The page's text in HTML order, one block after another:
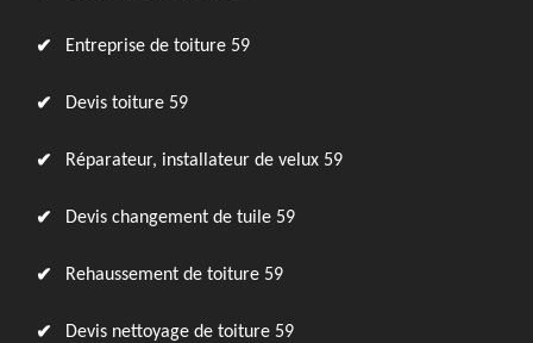
Entreprise de toiture 59
Devis toiture 59
Réparateur, installateur de velux 59
Devis changement de tuile 59
Rehaussement de toiture 59
Devis nettoyage de toiture 59